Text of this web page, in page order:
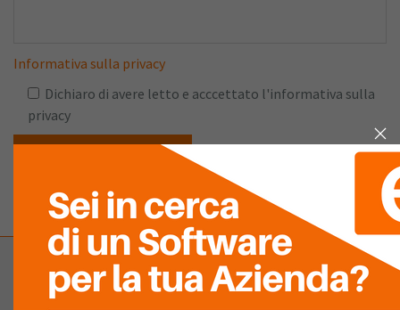
Informativa sulla privacy
Dichiaro di avere letto e acccettato l'informativa sulla
privacy
Company